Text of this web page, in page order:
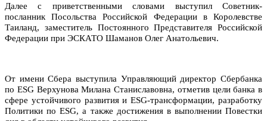
Далее с приветственными словами выступилСоветник-
посланник Посольства Российской Федерации в Королевстве
Таиланд, заместитель Постоянного Представителя Российской
Федерации при ЭСКАТО Шаманов Олег Анатольевич.
От имени Сбера выступила Управляющий директор Сбербанка
по ESG Верхунова Милана Станиславовна, отметив цели банка в
сфере устойчивого развития и ESG-трансформации, разработку
Политики по ESG, а также достижения в выполнении Повестки